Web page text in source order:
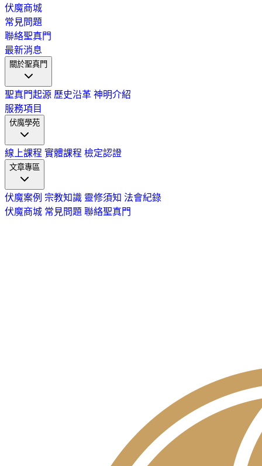
伏魔商城
常見問題
聯絡聖真門
最新消息
關於聖真門
聖真門起源 歷史沿革 神明介紹
服務項目
伏魔學苑
線上課程 實體課程 檢定認證
文章專區
伏魔案例 宗教知識 靈修須知 法會紀錄
伏魔商城 常見問題 聯絡聖真門